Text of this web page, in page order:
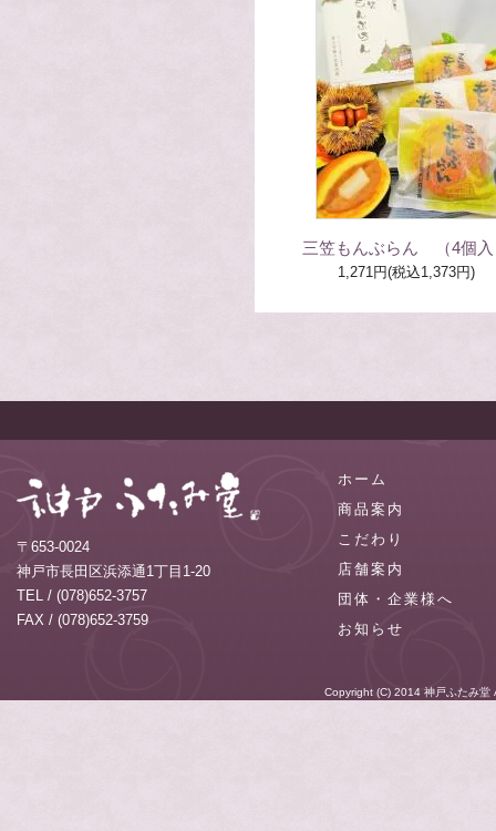
三笠もんぶらん （4個
1,271円(税込1,373円)
〒653-0024
神戸市長田区浜添通1丁目1-20
TEL / (078)652-3757
FAX / (078)652-3759
ホーム
商品案内
こだわり
店舗案内
団体・企業様へ
お知らせ
Copyright (C) 2014神戸ふたみ堂